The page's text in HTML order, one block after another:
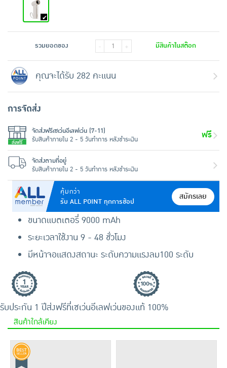
คุ้มกว่า
รับ ALL POINT ทุกการช้อป
สมัครเลย
ขนาดแบตเตอรี่ 9000 mAh
ระยะเวลาใช้งาน 9 - 48 ชั่วโมง
มีหน้าจอแสดงสถานะ ระดับความแรงลม100 ระดับ
รวมยอดของ - + มีสินค้าในสต๊อก
คุณจะได้รับ 282 คะแนน
การจัดส่ง
จัดส่งฟรีเซเว่นอีเลฟเว่น (7-11)
รับสินค้าภายใน 2 - 5 วันทำการ หลังชำระเงิน
ฟรี
จัดส่งตามที่อยู่
รับสินค้าภายใน 2 - 5 วันทำการ หลังชำระเงิน
รับประกัน 1 ปีส่งฟรีที่เซเว่นอีเลฟเว่นของแท้ 100%
สินค้าใกล้เคียง